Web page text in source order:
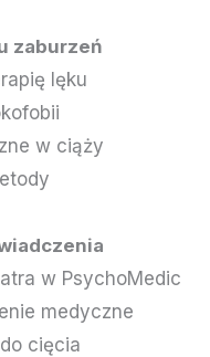
zaburzeń
lęku
w ciąży
w PsychoMedic
medyczne
cięcia